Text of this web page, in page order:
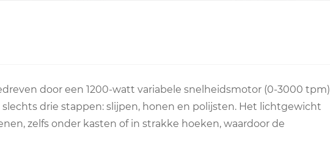
door een 1200-watt variabele snelheidsmotor (0-3000 tpm)
drie stappen: slijpen, honen en polijsten. Het lichtgewicht
zelfs onder kasten of in strakke hoeken, waardoor de